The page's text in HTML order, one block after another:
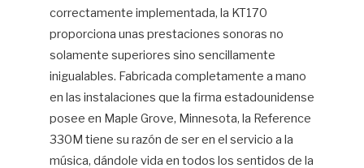
correctamente implementada, la KT170
proporciona unas prestaciones sonoras no
solamente superiores sino sencillamente
inigualables. Fabricada completamente a mano
en las instalaciones que la firma estadounidense
posee en Maple Grove, Minnesota, la Reference
330M tiene su razón de ser en el servicio a la
música, dándole vida en todos los sentidos de la